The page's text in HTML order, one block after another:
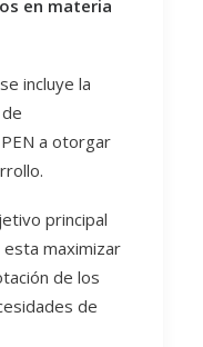
en materia
incluye la
a otorgar
principal
esta maximizar
de los
de